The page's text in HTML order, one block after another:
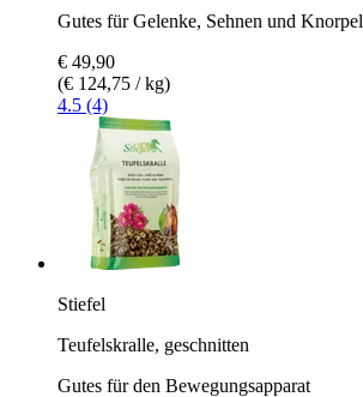
Gutes für Gelenke, Sehnen und Knorpel
€ 49,90
(€ 124,75 / kg)
4.5 (4)
Stiefel
Teufelskralle, geschnitten
Gutes für den Bewegungsapparat